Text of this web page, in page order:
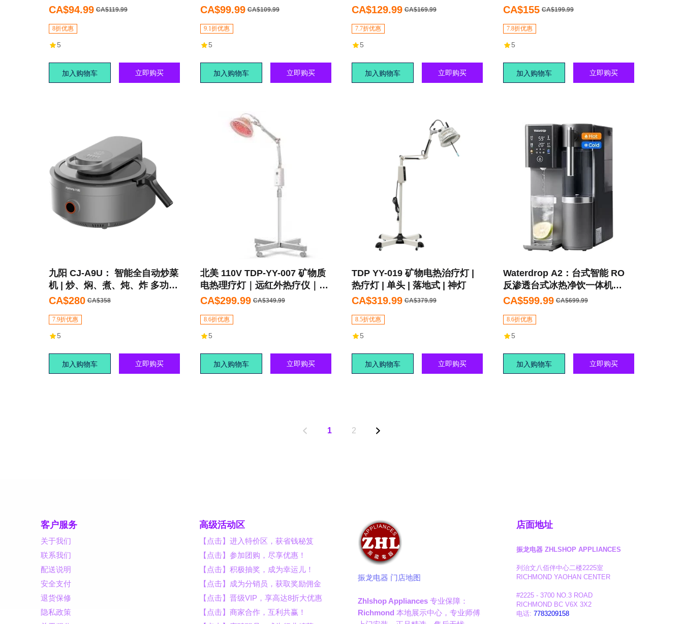
玻璃茶滤 | 精致设计
CA$94.99 CA$119.99
8折优惠
5
加入购物车 立即购买
CA$99.99 CA$109.99
9.1折优惠
5
加入购物车 立即购买
早餐机，蒸锅，可煮点心、包
CA$129.99 CA$169.99
7.7折优惠
5
加入购物车 立即购买
CA$155 CA$199.99
7.8折优惠
5
加入购物车 立即购买
九阳 CJ-A9U： 智能全自动炒菜
机 | 炒、焖、煮、炖、炸 多功能
| 自动翻炒 | 3.5L适合3口之家 |
CA$280 CA$358
7.9折优惠
5
加入购物车 立即购买
北美 110V TDP-YY-007 矿物质
电热理疗灯｜远红外热疗仪｜单
头落地式 | 中医辅助理疗设备
CA$299.99 CA$349.99
8.6折优惠
5
加入购物车 立即购买
TDP YY-019 矿物电热治疗灯 |
热疗灯 | 单头 | 落地式 | 神灯
CA$319.99 CA$379.99
8.5折优惠
5
加入购物车 立即购买
Waterdrop A2：台式智能 RO
反渗透台式冰热净饮一体机
(120V)
CA$599.99 CA$699.99
8.6折优惠
5
加入购物车 立即购买
1 2
客户服务
关于我们
联系我们
配送说明
安全支付
退货保修
隐私政策
高级活动区
【点击】进入特价区，获省钱秘笈
【点击】参加团购，尽享优惠！
【点击】积极抽奖，成为幸运儿！
【点击】成为分销员，获取奖励佣金
【点击】晋级VIP，享高达8折大优惠
【点击】商家合作，互利共赢！
振龙电器 门店地图
Zhlshop Appliances 专业保障：
Richmond 本地展示中心，专业师傅
店面地址
振龙电器 ZHLSHOP APPLIANCES
列治文八佰伴中心二楼2225室
RICHMOND YAOHAN CENTER
#2225 - 3700 NO.3 ROAD
RICHMOND BC V6X 3X2
电话: 7783209158